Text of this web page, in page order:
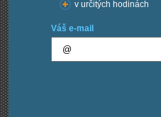
v určitých hodinách
Váš e-mail